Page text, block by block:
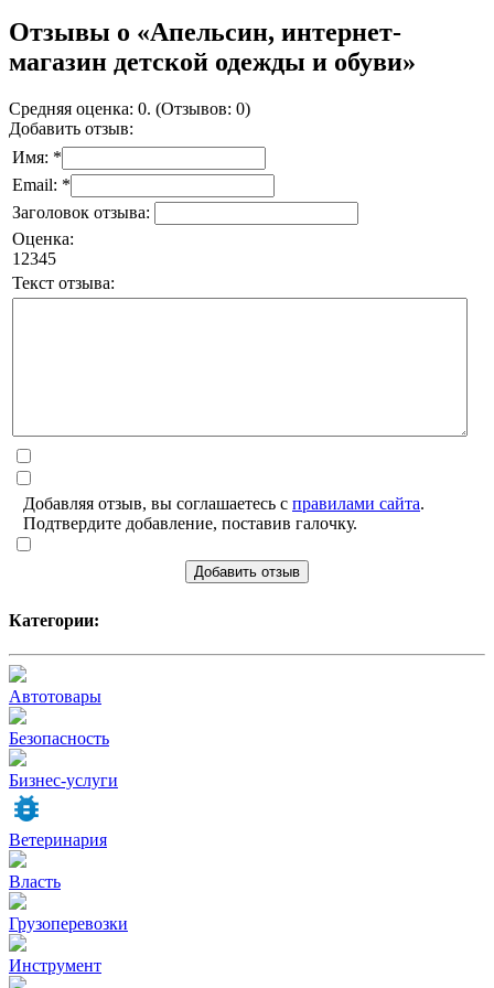
Отзывы о «Апельсин, интернет-
магазин детской одежды и обуви»
Средняя оценка: 0. (Отзывов: 0)
Добавить отзыв:
Имя: *
Email: *
Заголовок отзыва:
Оценка:
1 2345
Текст отзыва:
Добавляя отзыв, вы соглашаетесь с правилами сайта.
Подтвердите добавление, поставив галочку.
Добавить отзыв
Категории:
Автотовары
Безопасность
Бизнес-услуги
Ветеринария
Власть
Грузоперевозки
Инструмент